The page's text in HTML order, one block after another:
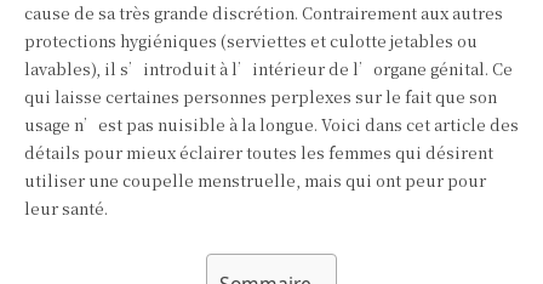
cause de sa très grande discrétion. Contrairement aux autres
protections hygiéniques (serviettes et culotte jetables ou
lavables), il s’introduit à l’intérieur de l’organe génital. Ce
qui laisse certaines personnes perplexes sur le fait que son
usage n’est pas nuisible à la longue. Voici dans cet article des
détails pour mieux éclairer toutes les femmes qui désirent
utiliser une coupelle menstruelle, mais qui ont peur pour
leur santé.